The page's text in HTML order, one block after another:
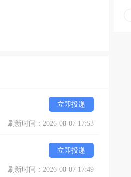
的耳部呵护服务。
立即投递
刷新时间：2026-08-07 17:53
立即投递
刷新时间：2026-08-07 17:49